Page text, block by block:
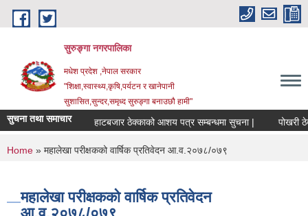
Skip to main content
सुरुङ्‍गा नगरपालिका
मधेश प्रदेश ,नेपाल सरकार
"शिक्षा,स्वास्थ्य,कृषि,पर्यटन र खानेपानी
सुशासित,सुन्दर,समृध्द सुरुङ्गा बनाउछौ हामी"
सुचना तथा समाचार हाटबजार ठेक्काको आशय पत्र सम्बन्धमा सुचना | पोखरी
You are here
Home » महालेखा परीक्षकको वार्षिक प्रतिवेदन आ.व.२०७८/०७९
महालेखा परीक्षकको वार्षिक प्रतिवेदन